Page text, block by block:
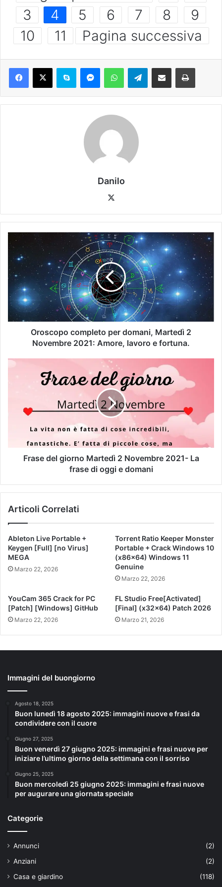
3
4 5 6 7 8
9
10
11 Pagina successiva
Danilo
Oroscopo completo per domani, Martedì 2
Novembre 2021: Amore, lavoro e fortuna.
Frase del giorno Martedì 2 Novembre 2021- La
frase di oggi e domani
Articoli Correlati
Ableton Live Portable +
Keygen [Full] [no Virus]
MEGA
Marzo 22, 2026
Torrent Ratio Keeper Monster
Portable + Crack Windows 10
(x86x64) Windows 11
Genuine
Marzo 22, 2026
YouCam 365 Crack for PC
[Patch] [Windows] GitHub
Marzo 22, 2026
FL Studio Free[Activated]
[Final] (x32x64) Patch 2026
Marzo 21, 2026
Immagini del buongiorno
Agosto 18, 2025
Buon lunedì 18 agosto 2025: immagini nuove e frasi da
condividere con il cuore
Giugno 27, 2025
Buon venerdì 27 giugno 2025: immagini e frasi nuove per
iniziare l’ultimo giorno della settimana con il sorriso
Giugno 25, 2025
Buon mercoledì 25 giugno 2025: immagini e frasi nuove
per augurare una giornata speciale
Categorie
Annunci
(2)
Anziani
(2)
Casa e giardino
(118)